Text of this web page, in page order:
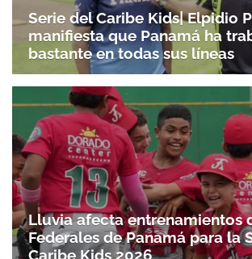
Serie del Caribe Kids| Elpidio
manifiesta que Panamá ha
bastante en todas sus líneas
Lluvia afecta entrenamientos
Federales de Panamá para la
Caribe Kids 2026